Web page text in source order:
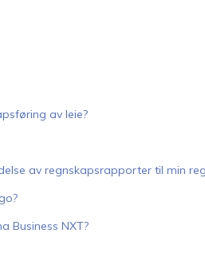
av leie?
av regnskapsrapporter til min
Business NXT?